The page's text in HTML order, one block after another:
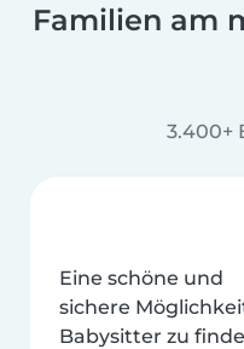
Familien am
3.400+
Eine schöne und
sichere
Babysitter zu